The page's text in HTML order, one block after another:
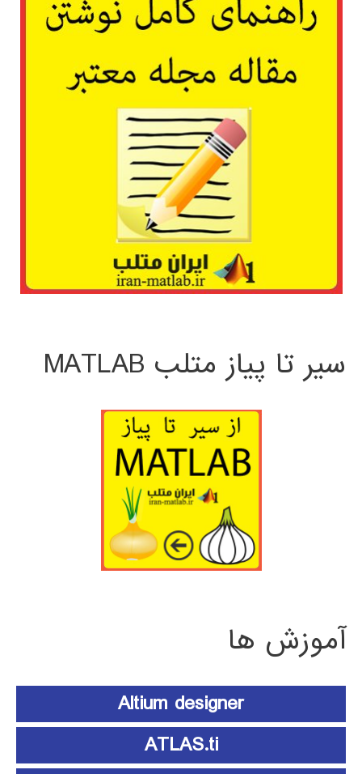
سیر تا پیاز متلب MATLAB
آموزش ها
Altium designer
ATLAS.ti